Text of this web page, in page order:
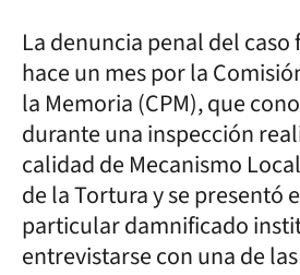
La denuncia penal del caso
hace un mes por la
la Memoria (CPM), que
durante una inspección
calidad de Mecanismo
de la Tortura y se presentó
particular damnificado
entrevistarse con una de